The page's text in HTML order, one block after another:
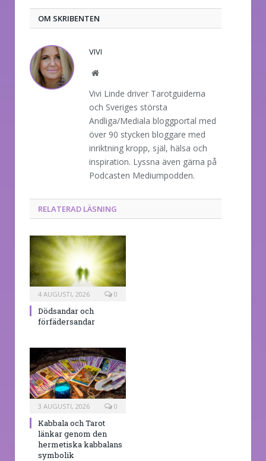
OM SKRIBENTEN
VIVI
Website
Vivi Linde driver Tarotguiderna
och Sveriges största
Andliga/Mediala bloggportal med
över 90 stycken bloggare med
inriktning kropp, själ, hälsa och
inspiration. Lyssna även gärna på
Podcasten Mediumpodden.
RELATERAD LÄSNING
4 AUGUSTI, 2026 0
Dödsandar och
förfädersandar
3 AUGUSTI, 2026 0
Kabbala och Tarot
länkar genom den
hermetiska kabbalans
symbolik